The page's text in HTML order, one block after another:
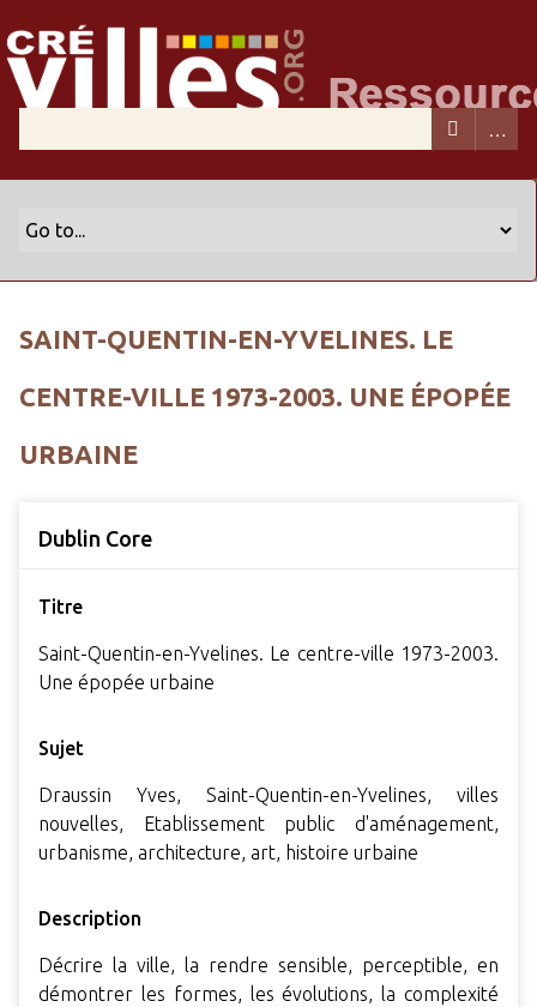
SAINT-QUENTIN-EN-YVELINES. LE
CENTRE-VILLE 1973-2003. UNE ÉPOPÉE
URBAINE
Dublin Core
Titre
Saint-Quentin-en-Yvelines. Le centre-ville 1973-2003.
Une épopée urbaine
Sujet
Draussin Yves, Saint-Quentin-en-Yvelines, villes
nouvelles, Etablissement public d'aménagement,
urbanisme, architecture, art, histoire urbaine
Description
Décrire la ville, la rendre sensible, perceptible, en
démontrer les formes, les évolutions, la complexité